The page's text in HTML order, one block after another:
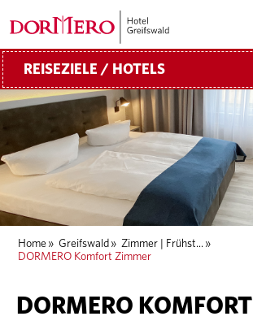
REISEZIELE / HOTELS
Home » Greifswald » Zimmer | Frühst... »
DORMERO Komfort Zimmer
DORMERO KOMFORT